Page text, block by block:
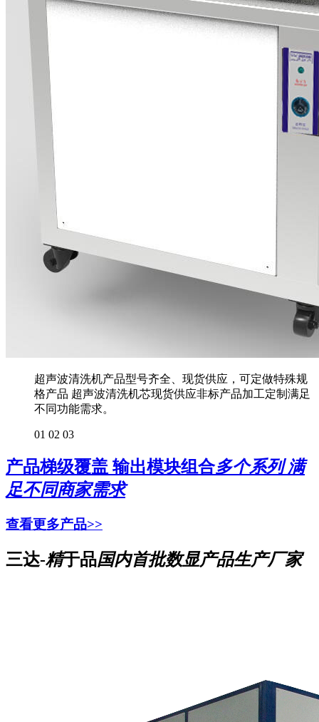
超声波清洗机产品型号齐全、现货供应，可定做特殊规
格产品 超声波清洗机芯现货供应非标产品加工定制满足
不同功能需求。
01 02 03
产品梯级覆盖 输出模块组合多个系列 满
足不同商家需求
查看更多产品>>
三达-精于品国内首批数显产品生产厂家